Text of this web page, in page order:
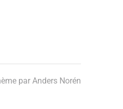
par Anders Norén